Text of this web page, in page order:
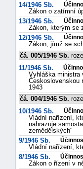
14/1946 Sb.
Zákon o zatímní
13/1946 Sb.
Zákon, kterým se
12/1946 Sb.
Zákon, jímž se
čá. 005/1946 Sb.
11/1946 Sb.
Vyhláška ministra
Československou
1943
čá. 004/1946 Sb.
10/1946 Sb.
Vládní nařízení,
nahrazuje
zemědělských"
9/1946 Sb.
Vládní nařízení,
8/1946 Sb.
Zákon o řízení v